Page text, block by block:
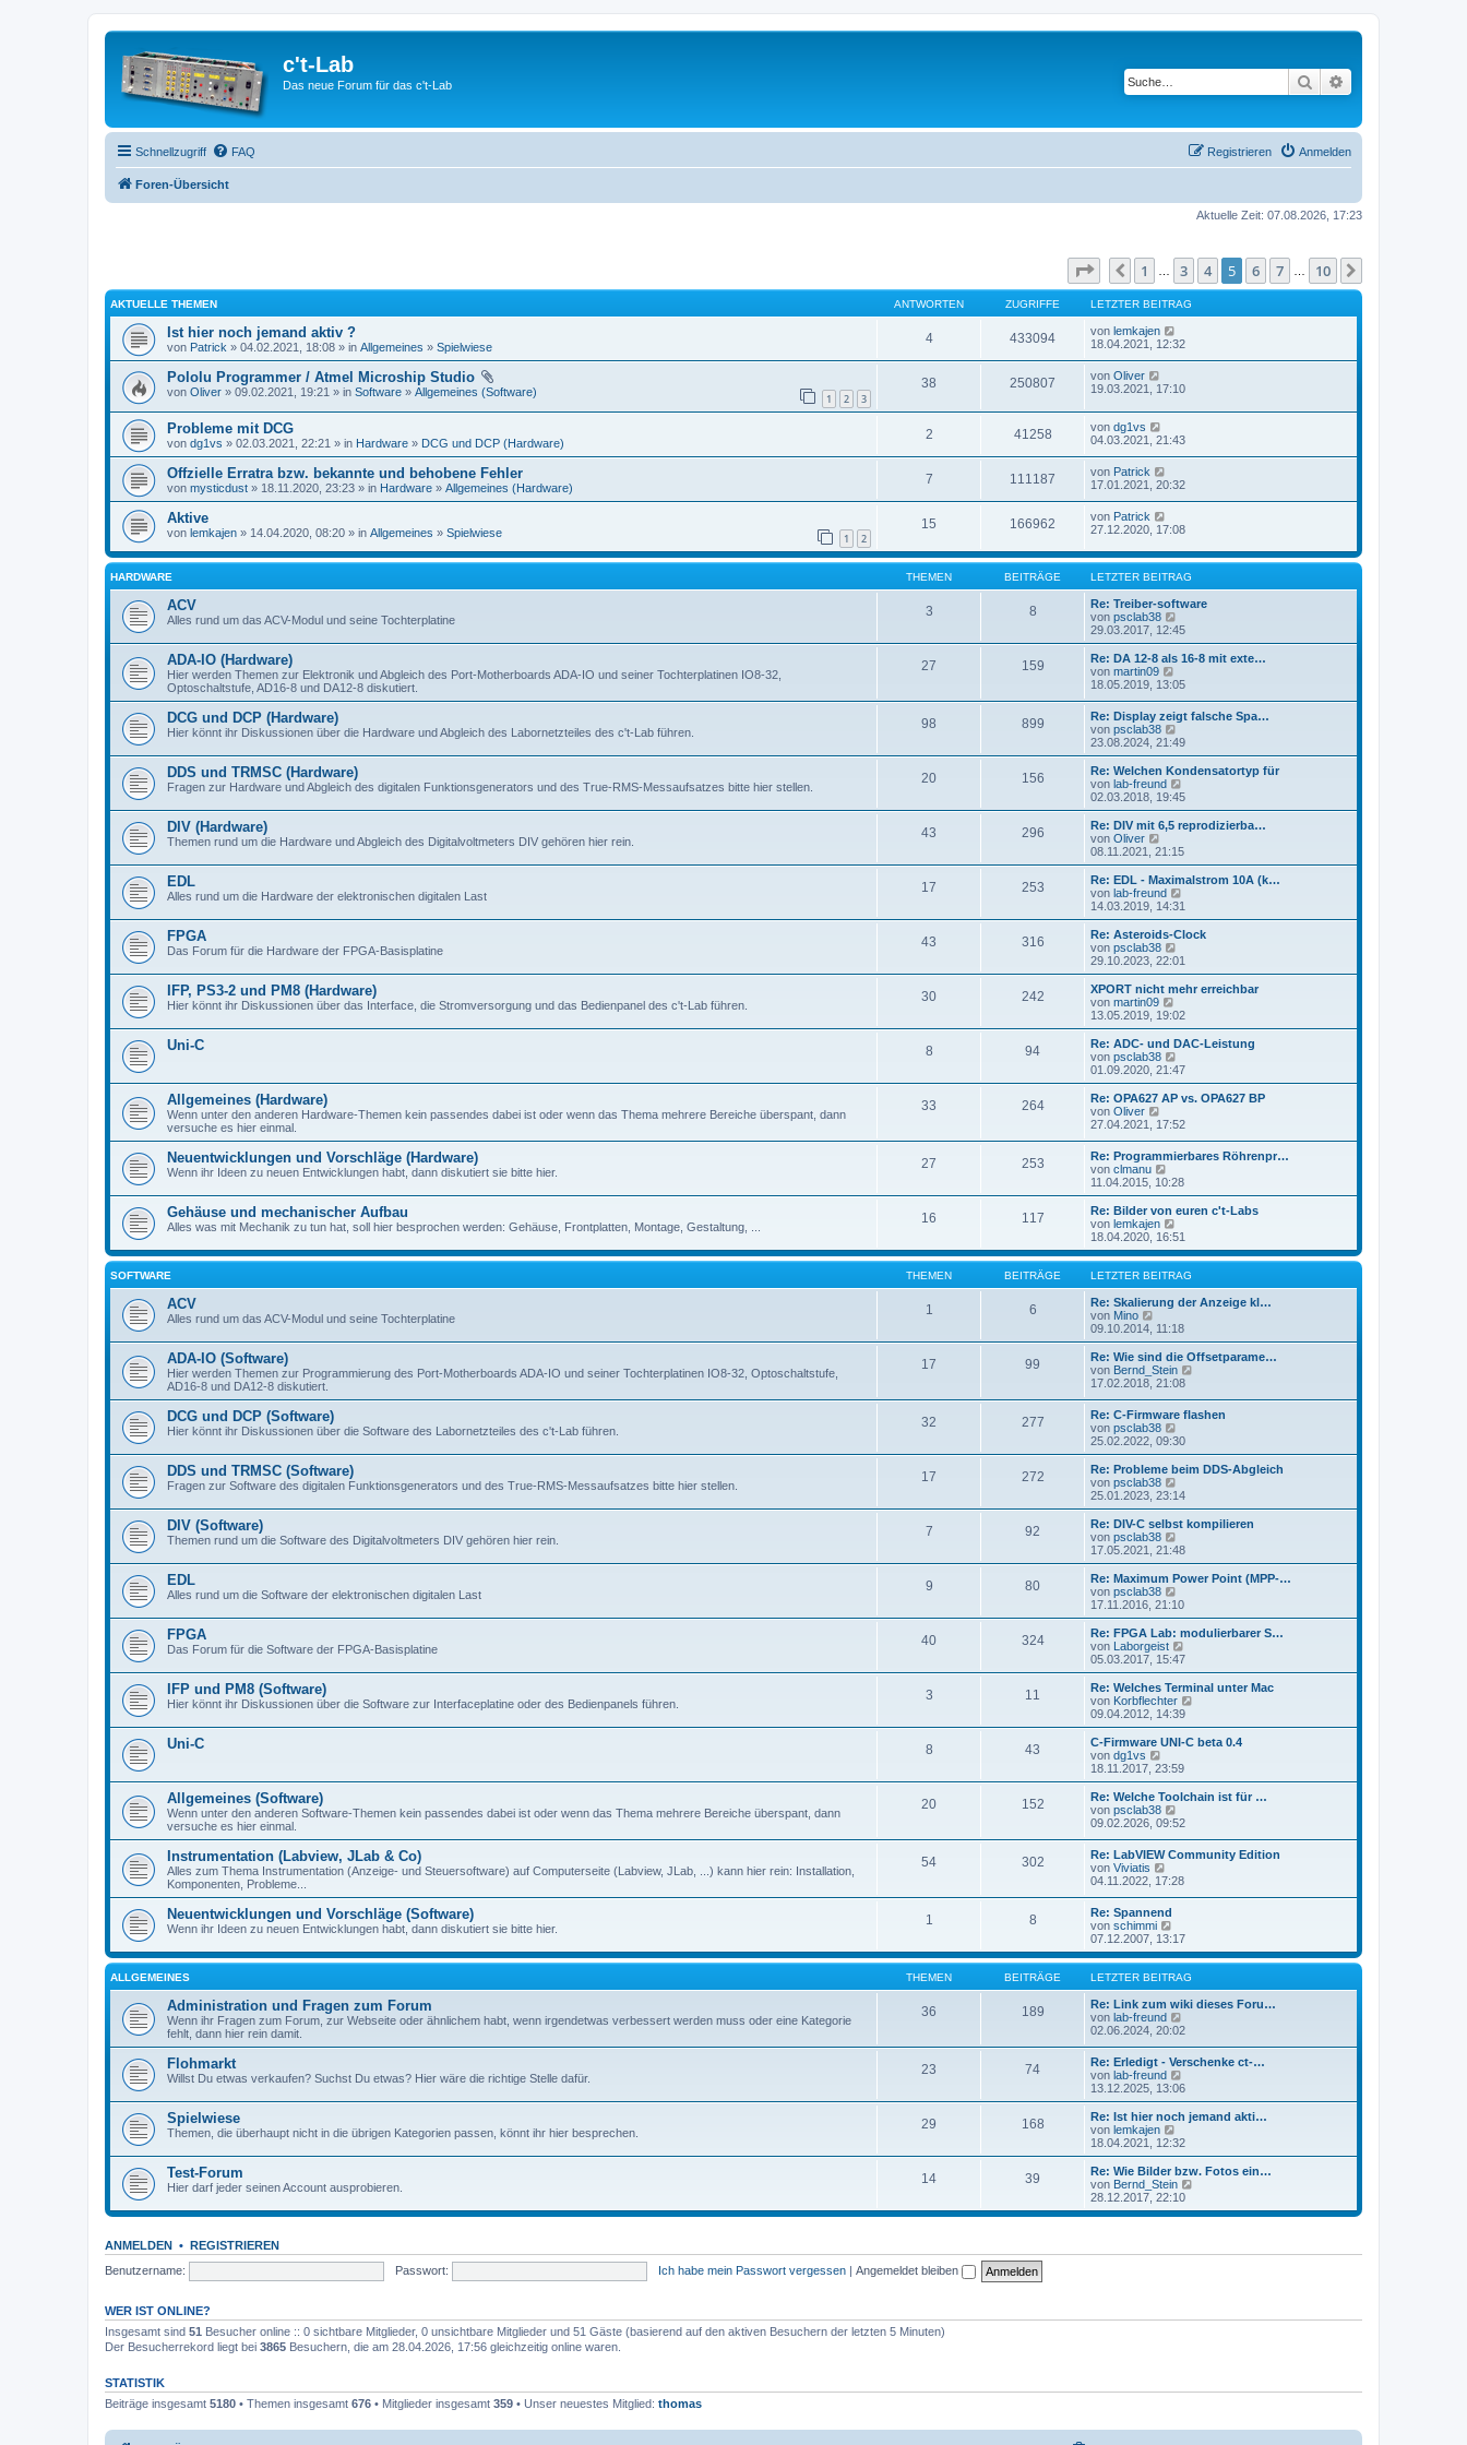
c't-Lab
Das neue Forum für das c't-Lab Suche
Schnellzugriff FAQ Anmelden
Registrieren
Foren-Übersicht
Aktuelle Zeit: 07.08.2026, 17:23
Seite von 10
Vorherige
1 3 4 5 6 7 10
AKTUELLE THEMEN ANTWORTEN ZUGRIFFE LETZTER BEITRAG
Ist hier noch jemand aktiv ?
von Patrick » 04.02.2021, 18:08 » in Allgemeines » Spielwiese
4 433094 von lemkajen
18.04.2021, 12:32
Pololu Programmer / Atmel Microship Studio
1 2 3
von Oliver » 09.02.2021, 19:21 » in Software » Allgemeines (Software)
38 250807 von Oliver
19.03.2021, 17:10
Probleme mit DCG
von dg1vs » 02.03.2021, 22:21 » in Hardware » DCG und DCP (Hardware)
2 41258 von dg1vs
04.03.2021, 21:43
Offzielle Erratra bzw. bekannte und behobene Fehler
von mysticdust » 18.11.2020, 23:23 » in Hardware » Allgemeines (Hardware)
7 111187 von Patrick
17.01.2021, 20:32
Aktive
1 2
von lemkajen » 14.04.2020, 08:20 » in Allgemeines » Spielwiese
15 166962 von Patrick
27.12.2020, 17:08
HARDWARE THEMEN BEITRÄGE LETZTER BEITRAG
ACV
Alles rund um das ACV-Modul und seine Tochterplatine
3 8
Re: Treiber-software
von psclab38
e
u
e
t
B
i
t
r
a
g
29.03.2017, 12:45
ADA-IO (Hardware)
Hier werden Themen zur Elektronik und Abgleich des Port-Motherboards ADA-IO und seiner Tochterplatinen IO8-32,
Optoschaltstufe, AD16-8 und DA12-8 diskutiert.
27 159
Re: DA 12-8 als 16-8 mit exte…
von martin09
e
e
s
t
e
B
e
i
t
r
g
18.05.2019, 13:05
DCG und DCP (Hardware)
Hier könnt ihr Diskussionen über die Hardware und Abgleich des Labornetzteiles des c't-Lab führen.
98 899
Re: Display zeigt falsche Spa…
von psclab38
e
u
e
s
t
B
e
i
r
a
g
23.08.2024, 21:49
DDS und TRMSC (Hardware)
Fragen zur Hardware und Abgleich des digitalen Funktionsgenerators und des True-RMS-Messaufsatzes bitte hier stellen.
20 156
Re: Welchen Kondensatortyp für
von lab-freund
e
u
e
s
t
B
e
i
r
g
02.03.2018, 19:45
DIV (Hardware)
Themen rund um die Hardware und Abgleich des Digitalvoltmeters DIV gehören hier rein.
43 296
Re: DIV mit 6,5 reprodizierba…
von Oliver
e
u
e
s
t
r
B
e
i
r
a
g
08.11.2021, 21:15
EDL
Alles rund um die Hardware der elektronischen digitalen Last
17 253
Re: EDL - Maximalstrom 10A (k…
von lab-freund
e
u
e
t
r
B
e
i
r
g
14.03.2019, 14:31
FPGA
Das Forum für die Hardware der FPGA-Basisplatine
43 316
Re: Asteroids-Clock
von psclab38
e
u
e
t
r
B
e
i
g
29.10.2023, 22:01
IFP, PS3-2 und PM8 (Hardware)
Hier könnt ihr Diskussionen über das Interface, die Stromversorgung und das Bedienpanel des c't-Lab führen.
30 242
XPORT nicht mehr erreichbar
von martin09
e
u
e
s
t
r
e
i
t
r
g
13.05.2019, 19:02
Uni-C 8 94
Re: ADC- und DAC-Leistung
von psclab38
e
u
e
t
B
i
t
r
g
01.09.2020, 21:47
Allgemeines (Hardware)
Wenn unter den anderen Hardware-Themen kein passendes dabei ist oder wenn das Thema mehrere Bereiche überspant, dann
versuche es hier einmal.
33 264
Re: OPA627 AP vs. OPA627 BP
von Oliver
e
s
t
e
B
e
i
t
a
27.04.2021, 17:52
Neuentwicklungen und Vorschläge (Hardware)
Wenn ihr Ideen zu neuen Entwicklungen habt, dann diskutiert sie bitte hier.
27 253
Re: Programmierbares Röhrenpr…
von clmanu
e
u
e
s
t
r
B
e
i
t
r
g
11.04.2015, 10:28
Gehäuse und mechanischer Aufbau
Alles was mit Mechanik zu tun hat, soll hier besprochen werden: Gehäuse, Frontplatten, Montage, Gestaltung, ...
16 117
Re: Bilder von euren c't-Labs
von lemkajen
e
u
e
s
t
e
B
e
i
t
r
18.04.2020, 16:51
SOFTWARE THEMEN BEITRÄGE LETZTER BEITRAG
ACV
Alles rund um das ACV-Modul und seine Tochterplatine
1 6
Re: Skalierung der Anzeige kl…
von Mino
e
u
e
s
t
B
e
i
t
r
a
g
09.10.2014, 11:18
ADA-IO (Software)
Hier werden Themen zur Programmierung des Port-Motherboards ADA-IO und seiner Tochterplatinen IO8-32, Optoschaltstufe,
AD16-8 und DA12-8 diskutiert.
17 99
Re: Wie sind die Offsetparame…
von Bernd_Stein
s
B
t
r
17.02.2018, 21:08
DCG und DCP (Software)
Hier könnt ihr Diskussionen über die Software des Labornetzteiles des c't-Lab führen.
32 277
Re: C-Firmware flashen
von psclab38
e
u
e
t
r
B
e
i
r
g
25.02.2022, 09:30
DDS und TRMSC (Software)
Fragen zur Software des digitalen Funktionsgenerators und des True-RMS-Messaufsatzes bitte hier stellen.
17 272
Re: Probleme beim DDS-Abgleich
von psclab38
e
u
e
t
r
B
e
i
r
a
g
25.01.2023, 23:14
DIV (Software)
Themen rund um die Software des Digitalvoltmeters DIV gehören hier rein.
7 92
Re: DIV-C selbst kompilieren
von psclab38
e
u
e
t
B
e
i
r
a
g
17.05.2021, 21:48
EDL
Alles rund um die Software der elektronischen digitalen Last
9 80
Re: Maximum Power Point (MPP-…
von psclab38
e
u
e
s
t
B
e
i
r
g
17.11.2016, 21:10
FPGA
Das Forum für die Software der FPGA-Basisplatine
40 324
Re: FPGA Lab: modulierbarer S…
von
Laborgeist
e
u
e
s
t
r
B
r
g
05.03.2017, 15:47
IFP und PM8 (Software)
Hier könnt ihr Diskussionen über die Software zur Interfaceplatine oder des Bedienpanels führen.
3 11
Re: Welches Terminal unter Mac
von Korbflechter
u
e
B
t
r
09.04.2012, 14:39
Uni-C 8 43
C-Firmware UNI-C beta 0.4
von dg1vs
e
u
e
s
t
B
e
i
t
r
a
g
18.11.2017, 23:59
Allgemeines (Software)
Wenn unter den anderen Software-Themen kein passendes dabei ist oder wenn das Thema mehrere Bereiche überspant, dann
versuche es hier einmal.
20 152
Re: Welche Toolchain ist für …
von psclab38
e
s
t
e
r
i
t
r
a
g
09.02.2026, 09:52
Instrumentation (Labview, JLab & Co)
Alles zum Thema Instrumentation (Anzeige- und Steuersoftware) auf Computerseite (Labview, JLab, ...) kann hier rein: Installation,
Komponenten, Probleme...
54 302
Re: LabVIEW Community Edition
von Viviatis
e
e
s
t
e
r
B
e
t
r
a
g
04.11.2022, 17:28
Neuentwicklungen und Vorschläge (Software)
Wenn ihr Ideen zu neuen Entwicklungen habt, dann diskutiert sie bitte hier.
1 8
Re: Spannend
von schimmi
e
u
e
s
t
e
r
B
i
t
r
a
07.12.2007, 13:17
ALLGEMEINES THEMEN BEITRÄGE LETZTER BEITRAG
Administration und Fragen zum Forum
Wenn ihr Fragen zum Forum, zur Webseite oder ähnlichem habt, wenn irgendetwas verbessert werden muss oder eine Kategorie
fehlt, dann hier rein damit.
36 189
Re: Link zum wiki dieses Foru…
von lab-freund
e
s
t
e
B
i
t
r
a
g
02.06.2024, 20:02
Flohmarkt
Willst Du etwas verkaufen? Suchst Du etwas? Hier wäre die richtige Stelle dafür.
23 74
Re: Erledigt - Verschenke ct-…
von lab-freund
e
u
e
s
t
B
e
i
t
g
13.12.2025, 13:06
Spielwiese
Themen, die überhaupt nicht in die übrigen Kategorien passen, könnt ihr hier besprechen.
29 168
Re: Ist hier noch jemand akti…
von lemkajen
e
u
e
s
t
r
18.04.2021, 12:32
Test-Forum
Hier darf jeder seinen Account ausprobieren.
14 39
Re: Wie Bilder bzw. Fotos ein…
von Bernd_Stein
u
28.12.2017, 22:10
ANMELDEN •
REGISTRIEREN
Benutzername:
Passwort: Ich habe mein Passwort vergessen | Angemeldet bleiben
WER IST ONLINE?
Insgesamt sind 51
Besucher online :: 0 sichtbare Mitglieder, 0 unsichtbare Mitglieder und 51 Gäste (basierend auf den aktiven Besuchern der letzten 5 Minuten)
Der Besucherrekord liegt bei 3865 Besuchern, die am 28.04.2026, 17:56 gleichzeitig online waren.
STATISTIK
Beiträge insgesamt 5180 • Themen insgesamt 676 • Mitglieder insgesamt 359 • Unser neuestes Mitglied: thomas